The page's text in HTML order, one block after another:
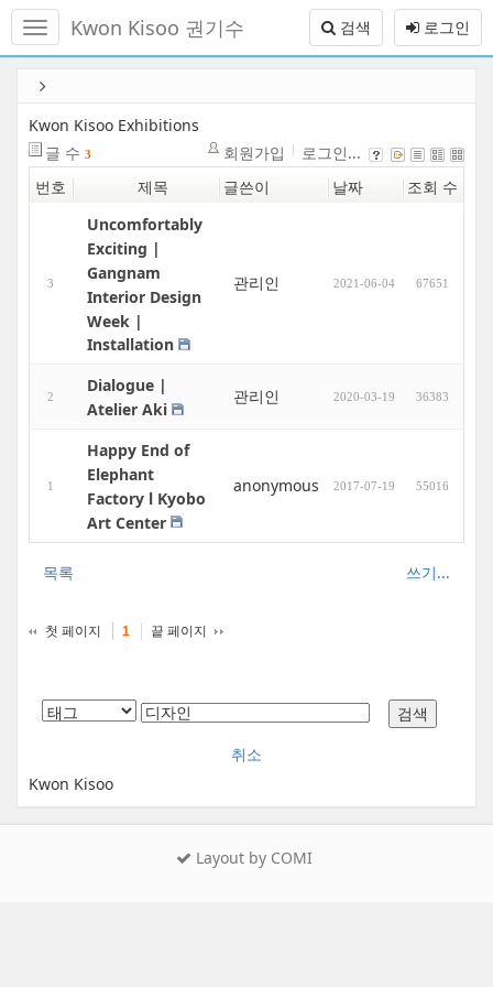
메
토
로그인
검색
Kwon Kisoo 권기수
Kwon Kisoo Exhibitions
글 수 3 회원가입
로그인...
번호
제목 글쓴이 날짜 조회 수
3
Uncomfortably
Exciting |
Gangnam
Interior Design
Week |
Installation
관리인 2021-06-04 67651
2
Dialogue |
Atelier Aki
관리인 2020-03-19 36383
1
Happy End of
Elephant
Factory l Kyobo
Art Center
anonymous 2017-07-19 55016
쓰기...
목록
첫 페이지 1 끝 페이지
취소
Kwon Kisoo
Layout by COMI